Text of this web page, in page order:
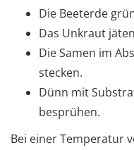
Die Beeterde
Das Unkraut
Die Samen im
stecken.
Dünn mit
besprühen.
Bei einer Temperatur